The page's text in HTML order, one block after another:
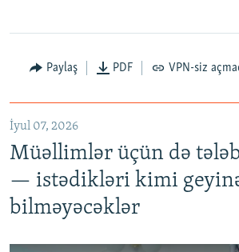
Paylaş PDF VPN-siz
İyul 07, 2026
Müəllimlər üçün də
— istədikləri kimi
bilməyəcəklər